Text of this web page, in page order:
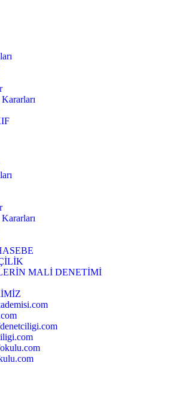
MALİ DENETİMİ